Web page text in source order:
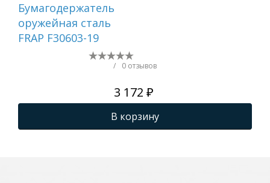
Бумагодержатель
оружейная сталь
FRAP F30603-19
/ 0 отзывов
3 172 ₽
В корзину